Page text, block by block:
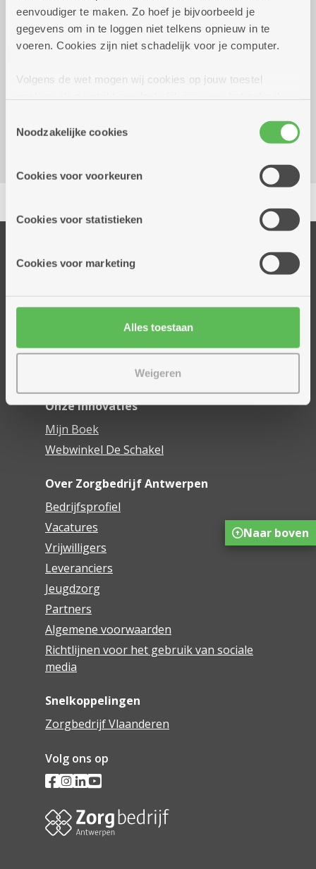
eenvoudiger te maken. Zo hoef je bijvoorbeeld je
gegevens om in te loggen niet telkens opnieuw in te
voeren. Cookies zijn niet schadelijk voor je computer.
Volgens de wet mogen wij cookies op jouw toestel
cookies hebben we jouw toestemming nodig. Sommige
cookies worden geplaatst door derde partijen die een
informatie over jouw (geanonimiseerd) gebruik van onze
partners kunnen deze gegevens combineren met andere
Noodzakelijke cookies
Cookies voor voorkeuren
Cookies voor statistieken
Cookies voor marketing
Alles toestaan
Weigeren
dinsdag 28 juli 202613.00 uur tot 17.00 uur
Reserveer vervoer
2610 Wilrijk
Thuisdiensten
Assistentiewoningen
Woonzorgcentra
Financieel comfort
Onze innovaties
Mijn Boek
Webwinkel De Schakel
Over Zorgbedrijf Antwerpen
Bedrijfsprofiel
Vacatures
Vrijwilligers
Leveranciers
Jeugdzorg
Partners
Algemene voorwaarden
Richtlijnen voor het gebruik van sociale
media
Snelkoppelingen
Zorgbedrijf Vlaanderen
Volg ons op
Naar boven